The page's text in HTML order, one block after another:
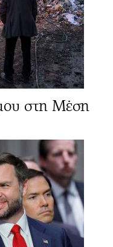
στη Μέση